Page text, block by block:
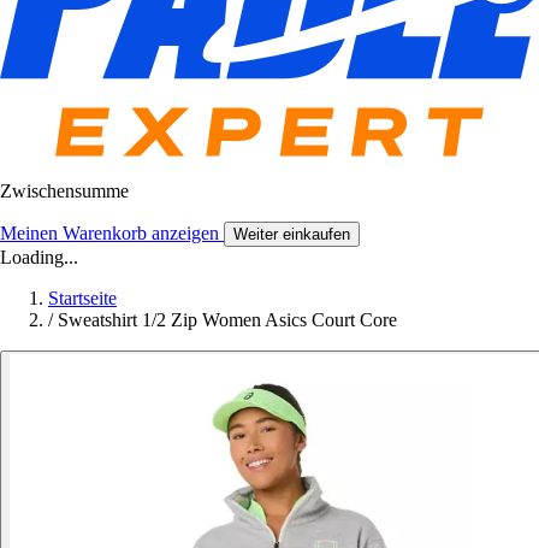
Zwischensumme
Meinen Warenkorb anzeigen Weiter einkaufen
Loading...
Startseite
/ Sweatshirt 1/2 Zip Women Asics Court Core